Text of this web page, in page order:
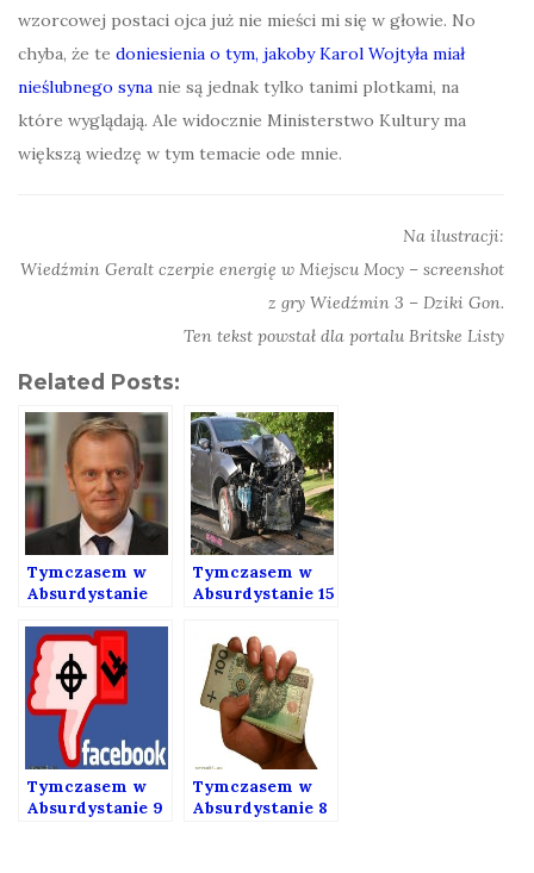
wzorcowej postaci ojca już nie mieści mi się w głowie. No
chyba, że te doniesienia o tym, jakoby Karol Wojtyła miał
nieślubnego syna nie są jednak tylko tanimi plotkami, na
które wyglądają. Ale widocznie Ministerstwo Kultury ma
większą wiedzę w tym temacie ode mnie.
Na ilustracji:
Wiedźmin Geralt czerpie energię w Miejscu Mocy – screenshot
z gry Wiedźmin 3 – Dziki Gon.
Ten tekst powstał dla portalu Britske Listy
Related Posts:
Tymczasem w
Absurdystanie
Tymczasem w
Absurdystanie 15
Tymczasem w
Absurdystanie 9
Tymczasem w
Absurdystanie 8